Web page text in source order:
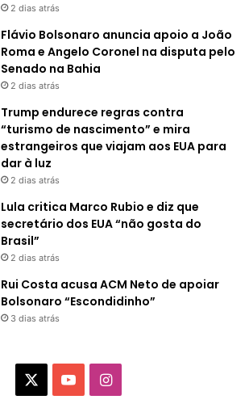
2 dias atrás
Flávio Bolsonaro anuncia apoio a João
Roma e Angelo Coronel na disputa pelo
Senado na Bahia
2 dias atrás
Trump endurece regras contra
“turismo de nascimento” e mira
estrangeiros que viajam aos EUA para
dar à luz
2 dias atrás
Lula critica Marco Rubio e diz que
secretário dos EUA “não gosta do
Brasil”
2 dias atrás
Rui Costa acusa ACM Neto de apoiar
Bolsonaro “Escondidinho”
3 dias atrás
I